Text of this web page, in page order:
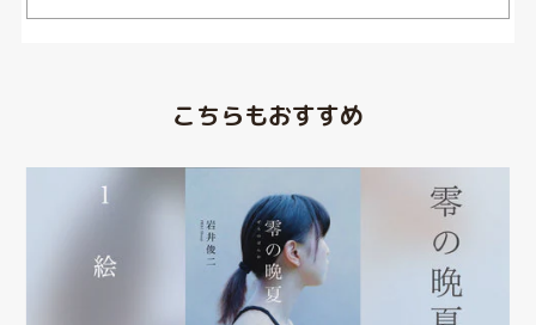
こちらもおすすめ